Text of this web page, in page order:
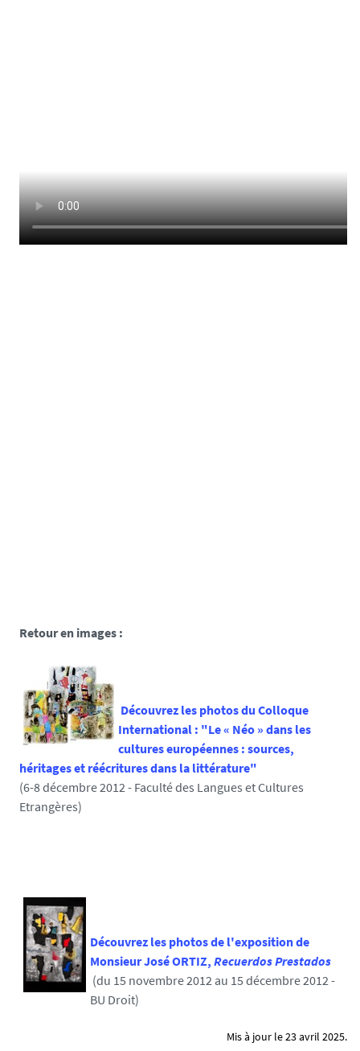
Retour en images :
Découvrez les photos du Colloque
International : "Le « Néo » dans les
cultures européennes : sources,
héritages et réécritures dans la littérature"
(6-8 décembre 2012 - Faculté des Langues et Cultures
Etrangères)
Découvrez les photos de l'exposition de
Monsieur José ORTIZ, Recuerdos Prestados
(du 15 novembre 2012 au 15 décembre 2012 -
BU Droit)
Mis à jour le 23 avril 2025.